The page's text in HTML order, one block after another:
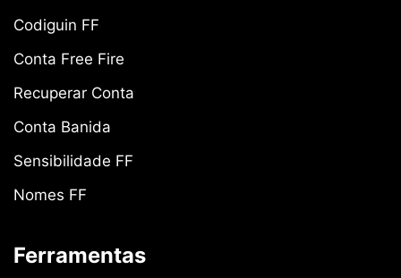
Codiguin FF
Conta Free Fire
Recuperar Conta
Conta Banida
Sensibilidade FF
Nomes FF
Ferramentas